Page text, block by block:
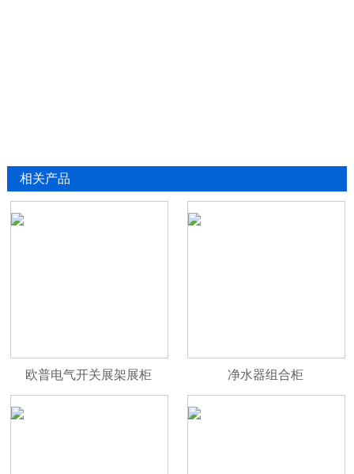
相关产品
欧普电气开关展架展柜 净水器组合柜